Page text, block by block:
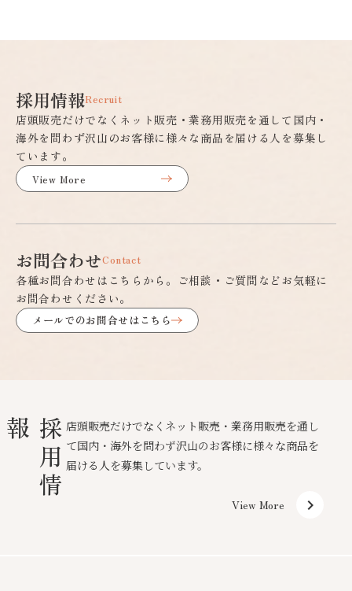
採用情報Recruit
店頭販売だけでなくネット販売・業務用販売を通して国内・
海外を問わず沢山のお客様に様々な商品を届ける人を募集し
ています。
View More
お問合わせContact
各種お問合わせはこちらから。ご相談・ご質問などお気軽に
お問合わせください。
メールでのお問合せはこちら
採
用
情
報
店頭販売だけでなくネット販売・業務用販売を通し
て国内・海外を問わず沢山のお客様に様々な商品を
届ける人を募集しています。
View More keyboard_arrow_right